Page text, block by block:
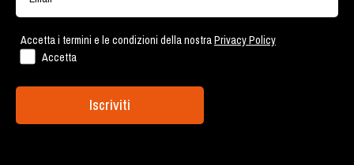
Lavora con noi
Accetta i termini e le condizioni della nostraPrivacy Policy
Accetta
Iscriviti